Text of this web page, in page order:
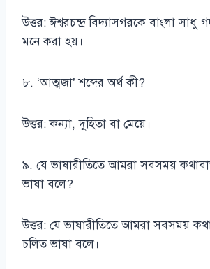
উত্তর: ঈশ্বরচন্দ্র বিদ্যাসগরকে বাংলা সাধু
মনে করা হয়।
৮. ‘আত্মজা’ শব্দের অর্থ কী?
উত্তর: কন্যা, দুহিতা বা মেয়ে।
৯. যে ভাষারীতিতে আমরা সবসময়
ভাষা বলে?
উত্তর: যে ভাষারীতিতে আমরা সবসময়
চলিত ভাষা বলে।